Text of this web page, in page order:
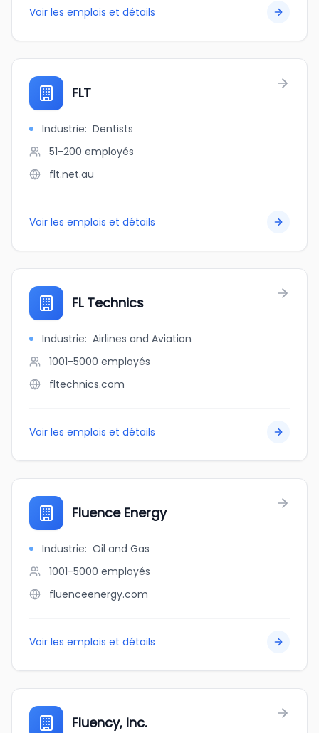
Voir les emplois et détails
FLT
Industrie: Dentists
51-200 employés
flt.net.au
Voir les emplois et détails
FL Technics
Industrie: Airlines and Aviation
1001-5000 employés
fltechnics.com
Voir les emplois et détails
Fluence Energy
Industrie: Oil and Gas
1001-5000 employés
fluenceenergy.com
Voir les emplois et détails
Fluency, Inc.